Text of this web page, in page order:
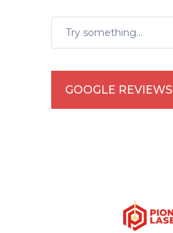
GOOGLE REVIEWS